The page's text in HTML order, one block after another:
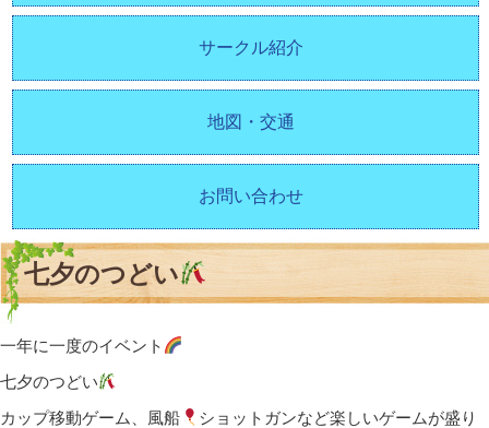
サークル紹介
地図・交通
お問い合わせ
七夕のつどい
一年に一度のイベント
七夕のつどい
カップ移動ゲーム、風船
ショットガンなど楽しいゲームが盛り